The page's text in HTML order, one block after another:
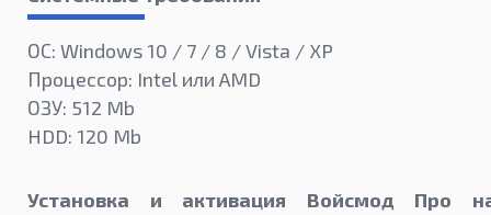
ОС: Windows 10 / 7 / 8 / Vista / XP
Процессор: Intel или AMD
ОЗУ: 512 Mb
HDD: 120 Mb
Установка и активация Войсмод Про